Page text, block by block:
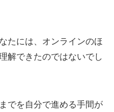
たには、オンラインのほ
解できたのではないでし
でを自分で進める手間が